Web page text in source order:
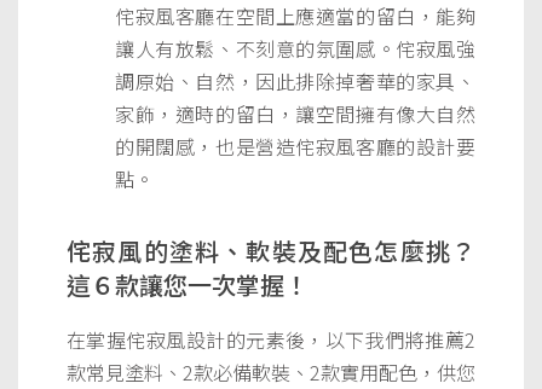
侘寂風客廳在空間上應適當的留白，能夠
讓人有放鬆、不刻意的氛圍感。侘寂風強
調原始、自然，因此排除掉奢華的家具、
家飾，適時的留白，讓空間擁有像大自然
的開闊感，也是營造侘寂風客廳的設計要
點。
侘寂風的塗料、軟裝及配色怎麼挑？
這６款讓您一次掌握！
在掌握侘寂風設計的元素後，以下我們將推薦2
款常見塗料、2款必備軟裝、2款實用配色，供您